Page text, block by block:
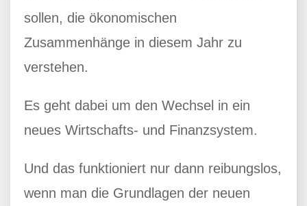
sollen, die ökonomischen
Zusammenhänge in diesem Jahr zu
verstehen.
Es geht dabei um den Wechsel in ein
neues Wirtschafts- und Finanzsystem.
Und das funktioniert nur dann reibungslos,
wenn man die Grundlagen der neuen